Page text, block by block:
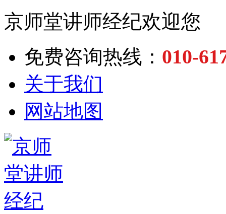
京师堂讲师经纪欢迎您
免费咨询热线： 010-
关于我们
网站地图